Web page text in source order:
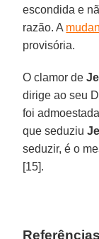
escondida e
razão. A
provisória.
O clamor de
dirige ao seu
foi
que seduziu
seduzir, é o
[15].
Referências